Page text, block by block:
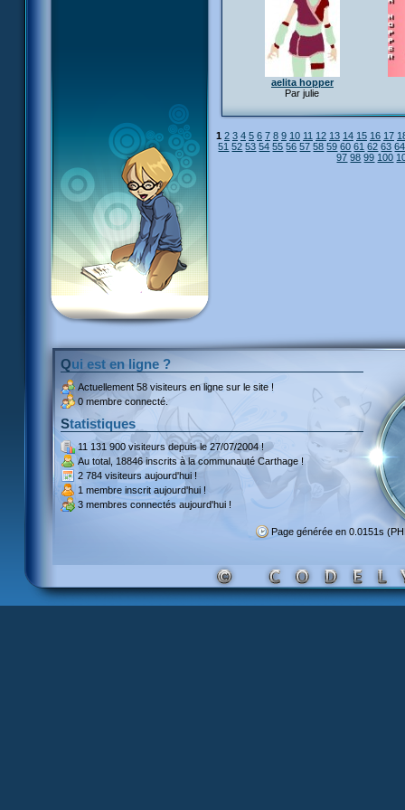
aelita hopper
Par julie
1 2 3 4 5 6 7 8 9 10 11 12 13 14 15 16 17
51 52 53 54 55 56 57 58 59 60 61 62 63 64
97 98 99 100
Qui est en ligne ?
Actuellement 58 visiteurs en ligne sur le site !
0 membre connecté.
Statistiques
11 131 900 visiteursdepuis le 27/07/2004 !
Au total, 18846 inscritsà la communauté Carthage !
2 784 visiteurs aujourd'hui !
1 membre inscrit aujourd'hui !
3 membres connectés aujourd'hui !
Page générée en 0.0151s